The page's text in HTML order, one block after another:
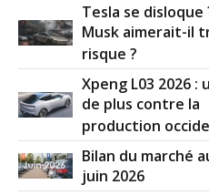
Tesla se disloque
Musk aimerait-il
risque ?
Xpeng L03 2026 :
de plus contre la
production
Bilan du marché
juin 2026